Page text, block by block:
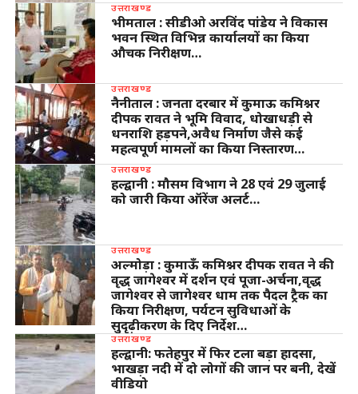
उत्तराखण्ड
भीमताल : सीडीओ अरविंद पांडेय ने विकास
भवन स्थित विभिन्न कार्यालयों का किया
औचक निरीक्षण…
उत्तराखण्ड
नैनीताल : जनता दरबार में कुमाऊ कमिश्नर
दीपक रावत ने भूमि विवाद, धोखाधड़ी से
धनराशि हड़पने,अवैध निर्माण जैसे कई
महत्वपूर्ण मामलों का किया निस्तारण…
उत्तराखण्ड
हल्द्वानी : मौसम विभाग ने 28 एवं 29 जुलाई
को जारी किया ऑरेंज अलर्ट…
उत्तराखण्ड
अल्मोड़ा : कुमाऊँ कमिश्नर दीपक रावत ने की
वृद्ध जागेश्वर में दर्शन एवं पूजा-अर्चना,वृद्ध
जागेश्वर से जागेश्वर धाम तक पैदल ट्रैक का
किया निरीक्षण, पर्यटन सुविधाओं के
सुदृढ़ीकरण के दिए निर्देश…
उत्तराखण्ड
हल्द्वानी: फतेहपुर में फिर टला बड़ा हादसा,
भाखड़ा नदी में दो लोगों की जान पर बनी, देखें
वीडियो